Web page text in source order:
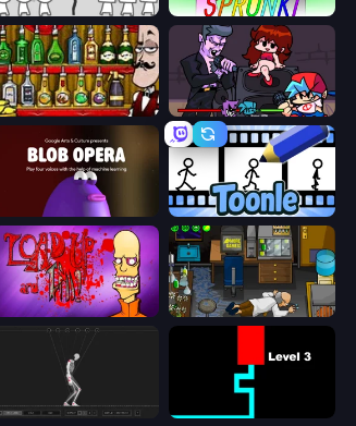
We Become What We Behold Sprunki
Bartender The Right Mix Friday Night Funkin'
Blob Opera Toonle
Load Up and Kill Foreign Creature
Skeleton Simulator Scary Maze